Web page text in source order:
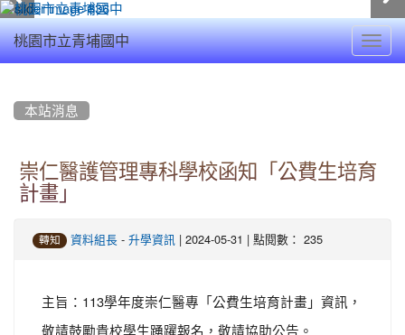
桃園市立青埔國中
本站消息
崇仁醫護管理專科學校函知「公費生培育
計畫」
轉知 資料組長 - 升學資訊 | 2024-05-31 | 點閱數： 235
主旨：113學年度崇仁醫專「公費生培育計畫」資訊，
敬請鼓勵貴校學生踴躍報名，敬請協助公告。